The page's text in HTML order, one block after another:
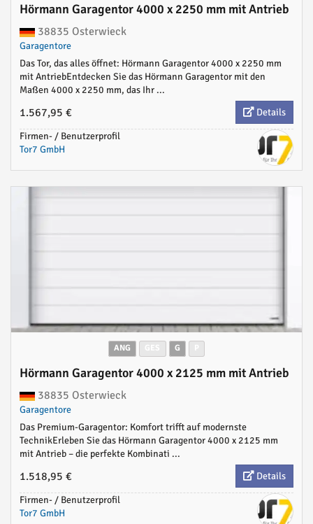
Hörmann Garagentor 4000 x 2250 mm mit Antrieb
38835 Osterwieck
Garagentore
Das Tor, das alles öffnet: Hörmann Garagentor 4000 x 2250 mm
mit AntriebEntdecken Sie das Hörmann Garagentor mit den
Maßen 4000 x 2250 mm, das Ihr ...
1.567,95 €
Details
Firmen- / Benutzerprofil
Tor7 GmbH
ANG G
Hörmann Garagentor 4000 x 2125 mm mit Antrieb
38835 Osterwieck
Garagentore
Das Premium-Garagentor: Komfort trifft auf modernste
TechnikErleben Sie das Hörmann Garagentor 4000 x 2125 mm
mit Antrieb – die perfekte Kombinati ...
1.518,95 €
Details
Firmen- / Benutzerprofil
Tor7 GmbH